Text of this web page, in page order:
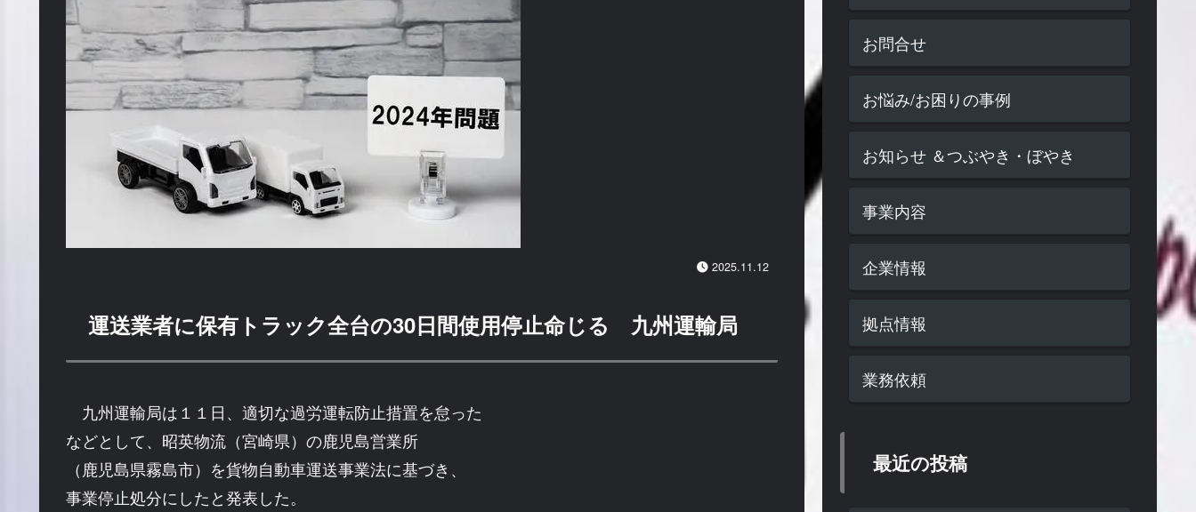
2025.11.12
運送業者に保有トラック全台の30日間使用停止命じる 九州運輸局
九州運輸局は１１日、適切な過労運転防止措置を怠った
などとして、昭英物流（宮崎県）の鹿児島営業所
（鹿児島県霧島市）を貨物自動車運送事業法に基づき、
事業停止処分にしたと発表した。
お問合せ
お悩み/お困りの事例
お知らせ ＆つぶやき・ぼやき
事業内容
企業情報
拠点情報
業務依頼
最近の投稿